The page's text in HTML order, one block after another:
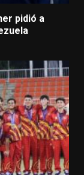
pidió a